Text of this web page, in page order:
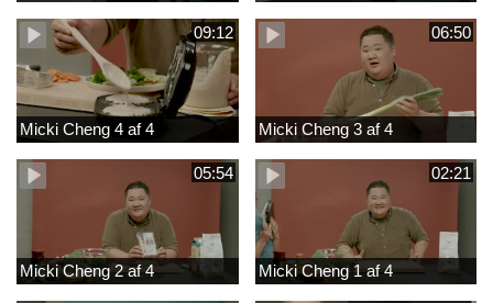
09:12
Micki Cheng 4 af 4
06:50
Micki Cheng 3 af 4
05:54
Micki Cheng 2 af 4
02:21
Micki Cheng 1 af 4